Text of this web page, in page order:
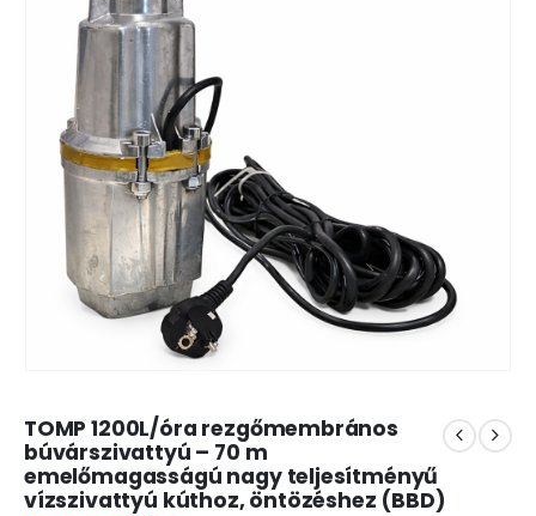
TOMP 1200L/óra rezgőmembrános
búvárszivattyú – 70 m
emelőmagasságú nagy teljesítményű
vízszivattyú kúthoz, öntözéshez (BBD)